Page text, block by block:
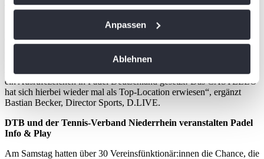
Wenn Sie es erlauben, würden wir auch gerne:
bestimmten Merkmalen (Fingerprinting) identifizieren
Erfahren Sie mehr darüber, wie Ihre persönlichen Daten
verarbeitet werden, und legen Sie Ihre Präferenzen im
Abschnitt Einzelheiten
Anpassen
Ablehnen
Turnierdirektor Beier.
„Wir sind sehr stolz, mit der Sportstadt Düsseldorf Gastgeber des
ersten und einzigen deutschen Stopps der World Padel Tour
eindrucksvoll den optimalen Fit zwischen D.SPORTS und diesem
aufstrebenden, jungen und hoch attraktiven Sport untermauert und
ein Ausrufezeichen in Padel Deutschland gesetzt! Das CASTELLO
hat sich hierbei wieder mal als Top-Location erwiesen“, ergänzt
Bastian Becker, Director Sports, D.LIVE.
DTB und der Tennis-Verband Niederrhein veranstalten Padel
Info & Play
Am Samstag hatten über 30 Vereinsfünktionär:innen die Chance, die